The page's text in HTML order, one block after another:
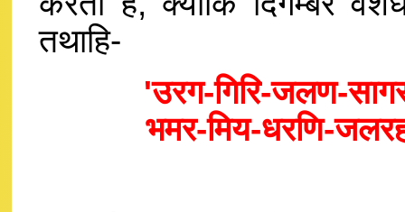
तथाहि-
'उरग-गिरि-जलण-
भमर-मिय-धरणि-